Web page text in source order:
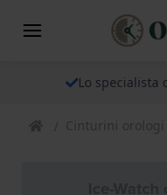
Lo specialista
Cinturini orologi